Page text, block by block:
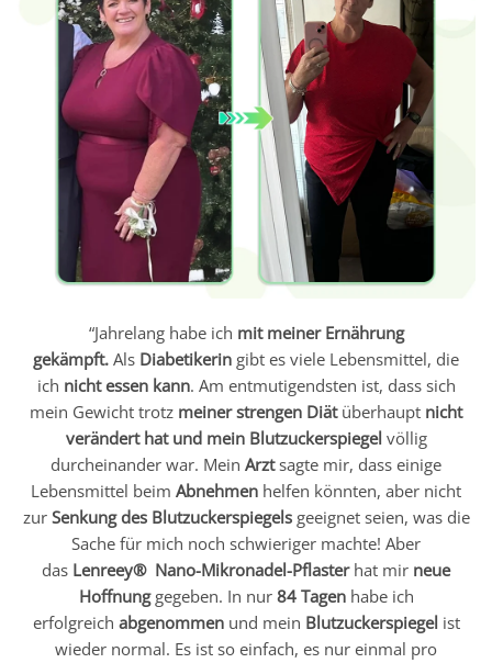
“Jahrelang habe ich mit meiner Ernährung
gekämpft. Als Diabetikerin gibt es viele Lebensmittel, die
ich nicht essen kann. Am entmutigendsten ist, dass sich
mein Gewicht trotz meiner strengen Diät überhaupt nicht
verändert hat und mein Blutzuckerspiegel völlig
durcheinander war. Mein Arztsagte mir, dass einige
Lebensmittel beim Abnehmen helfen könnten, aber nicht
zur Senkung des Blutzuckerspiegels geeignet seien, was die
Sache für mich noch schwieriger machte! Aber
das Lenreey® Nano-Mikronadel-Pflasterhat mir neue
Hoffnunggegeben. In nur 84 Tagenhabe ich
erfolgreich abgenommenund mein Blutzuckerspiegel ist
wieder normal. Es ist so einfach, es nur einmal pro